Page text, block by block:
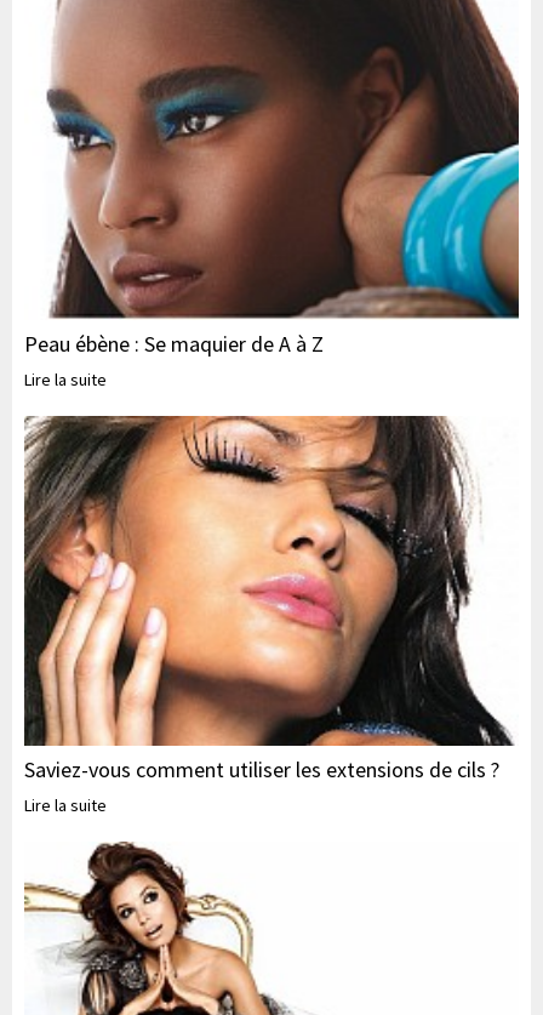
Peau ébène : Se maquier de A à Z
Lire la suite
Saviez-vous comment utiliser les extensions de cils ?
Lire la suite